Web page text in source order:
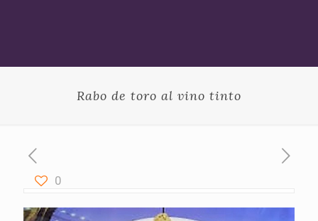
Rabo de toro al vino tinto
0